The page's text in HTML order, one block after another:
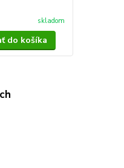
skladom
do košíka